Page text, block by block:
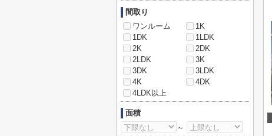
間取り
ワンルーム
1K
1DK
1LDK
2K
2DK
2LDK
3K
3DK
3LDK
4K
4DK
4LDK以上
面積
～